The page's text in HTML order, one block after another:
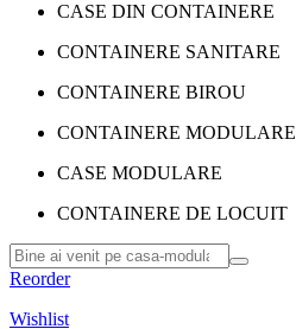
CASE DIN CONTAINERE
CONTAINERE SANITARE
CONTAINERE BIROU
CONTAINERE MODULARE
CASE MODULARE
CONTAINERE DE LOCUIT
Reorder
Wishlist